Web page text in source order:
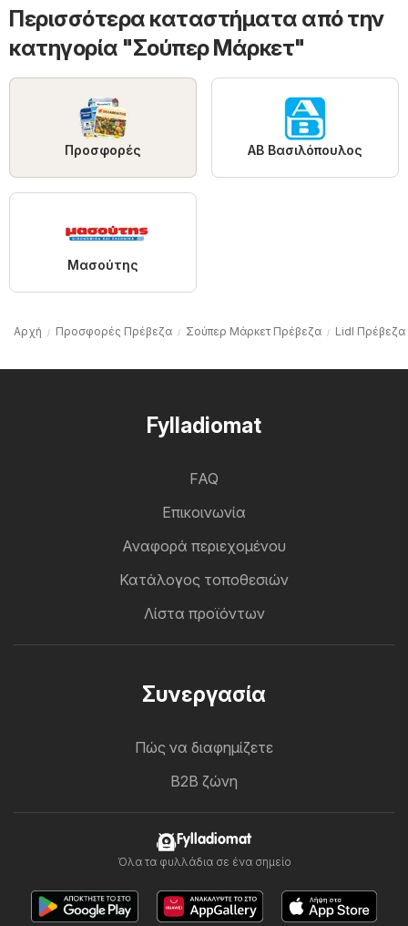
Περισσότερα καταστήματα από την
κατηγορία "Σούπερ Μάρκετ"
Προσφορές ΑΒ Βασιλόπουλος
Μασούτης
Αρχή Προσφορές Πρέβεζα Σούπερ Μάρκετ Πρέβεζα Lidl Πρέβεζα
Fylladiomat
FAQ
Επικοινωνία
Αναφορά περιεχομένου
Κατάλογος τοποθεσιών
Λίστα προϊόντων
Συνεργασία
Πώς να διαφημίζετε
B2B ζώνη
Fylladiomat
Όλα τα φυλλάδια σε ένα σημείο